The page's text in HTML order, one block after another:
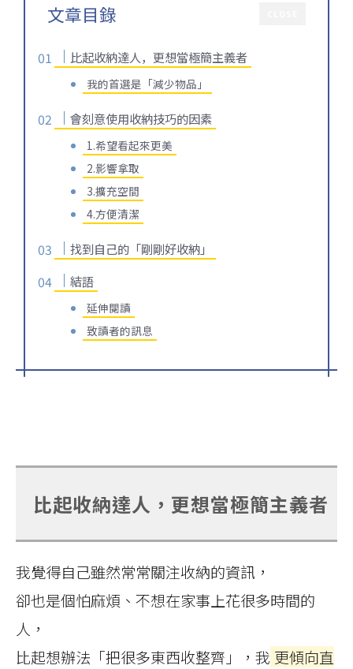
文章目錄
比起收納達人，更想當極簡主義者
我的首選是「減少物品」
會刻意使用收納技巧的因素
1.希望看起來更美
2.影響拿取
3.擴充空間
4.方便清潔
找到自己的「剛剛好收納」
結語
延伸閱讀
致讀者的訊息
比起收納達人，更想當極簡主義者
我覺得自己雖然常常關注收納的資訊，
卻也是個怕麻煩、不想在家事上花很多時間的
人，
比起想辦法「把很多東西收整齊」，我 更傾向直